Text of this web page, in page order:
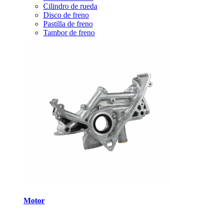
Cilindro de rueda
Disco de freno
Pastilla de freno
Tambor de freno
Motor